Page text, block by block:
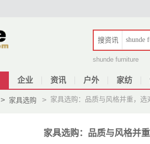
搜资讯
shunde furniture
企业 资讯 户外 家纺
> 家具选购 > 家具选购：品质与风格并重，选
家具选购：品质与风格并